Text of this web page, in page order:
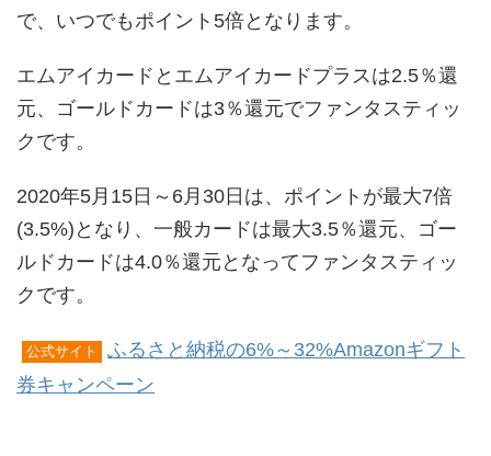
で、いつでもポイント5倍となります。
エムアイカードとエムアイカードプラスは2.5％還
元、ゴールドカードは3％還元でファンタスティッ
クです。
2020年5月15日～6月30日は、ポイントが最大7倍
(3.5%)となり、一般カードは最大3.5％還元、ゴー
ルドカードは4.0％還元となってファンタスティッ
クです。
公式サイト
ふるさと納税の6%～32%Amazonギフト
券キャンペーン